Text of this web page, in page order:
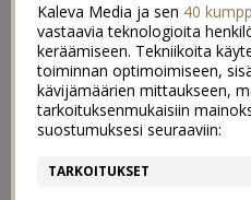
Kaleva Media ja sen 40
vastaavia teknologioita
keräämiseen. Tekniikoita
toiminnan optimoimiseen,
kävijämäärien mittaukseen,
tarkoituksenmukaisiin
suostumuksesi seuraaviin:
TARKOITUKSET